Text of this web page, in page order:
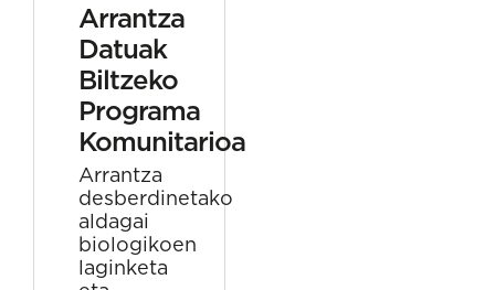
Arrantza
Datuak
Biltzeko
Programa
Komunitarioa
Arrantza
desberdinetako
aldagai
biologikoen
laginketa